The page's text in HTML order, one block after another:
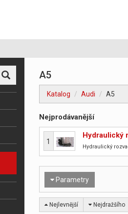
A5
Katalog Audi A5
Nejprodávanější
Hydraulický
1
Hydraulický
Parametry
Nejlevnější Nejdražšího